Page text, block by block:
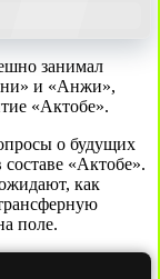
занимал
и «Анжи»,
«Актобе».
о будущих
«Актобе».
как
поле.